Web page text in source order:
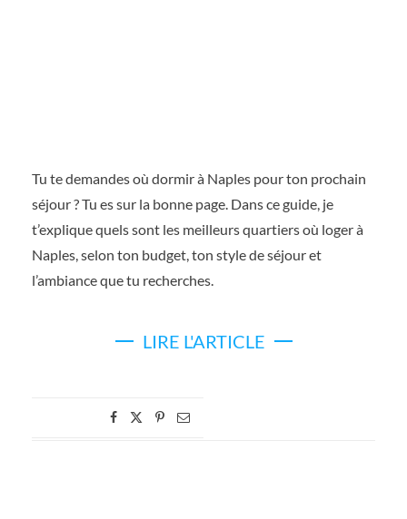
Tu te demandes où dormir à Naples pour ton prochain
séjour ? Tu es sur la bonne page. Dans ce guide, je
t’explique quels sont les meilleurs quartiers où loger à
Naples, selon ton budget, ton style de séjour et
l’ambiance que tu recherches.
LIRE L'ARTICLE